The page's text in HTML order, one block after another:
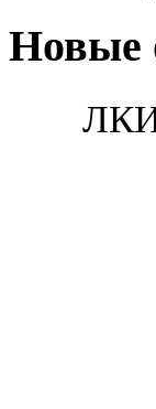
Новые